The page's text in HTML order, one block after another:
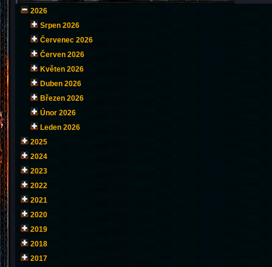
2026
Srpen 2026
Červenec 2026
Červen 2026
Květen 2026
Duben 2026
Březen 2026
Únor 2026
Leden 2026
2025
2024
2023
2022
2021
2020
2019
2018
2017